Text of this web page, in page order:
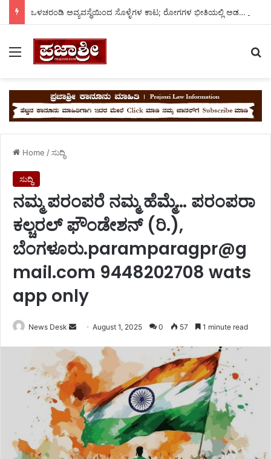
ಒಳಚರಂಡಿ ಅವ್ಯವಸ್ಥೆಯಿಂದ ಸೊಳ್ಳೆಗಳ ಕಾಟ; ರೋಗಗಳ ಭೀತಿಯಲ್ಲಿ ಅಡವಿಬಾವಿ ದೊಡ್ಡ ತಾಂಡದ ಜನರು..
Menu
Home /ಸುದ್ಧಿ
ಸುದ್ಧಿ
ನಮ್ಮ ಪರಂಪರೆ ನಮ್ಮ ಹೆಮ್ಮೆ… ಪರಂಪರಾ
ಕಲ್ಚರಲ್ ಫೌಂಡೇಶನ್ (ರಿ.),
ಬೆಂಗಳೂರು.paramparagpr@g
mail.com 9448202708 wats
app only
News Desk
Send
email
August 1, 2025 0 57 1 minute read